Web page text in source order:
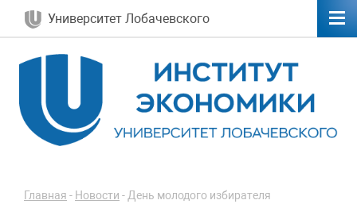
Университет Лобачевского
Главная - Новости -День молодого избирателя